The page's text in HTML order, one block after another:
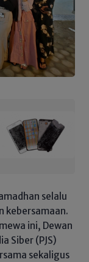
selalu
kebersamaan.
ini, Dewan
Siber (PJS)
sekaligus